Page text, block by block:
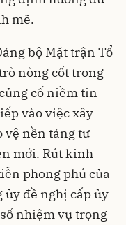
mẽ.
bộ Mặt trận Tổ
nòng cốt trong
cố niềm tin
vào việc xây
vệ nền tảng tư
mới. Rút kinh
phong phú của
ủy đề nghị cấp ủy
nhiệm vụ trọng